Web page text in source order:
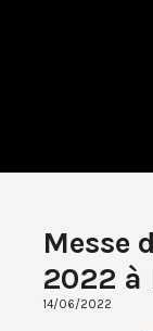
Messe
2022 à
14/06/2022